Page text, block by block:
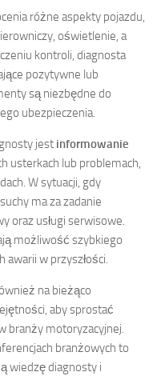
różne aspekty pojazdu,
oświetlenie, a
kontroli, diagnosta
pozytywne lub
są niezbędne do
ubezpieczenia.
jest informowanie
usterkach lub problemach,
W sytuacji, gdy
ma za zadanie
oraz usługi serwisowe.
możliwość szybkiego
awarii w przyszłości.
na bieżąco
aby sprostać
branży motoryzacyjnej.
branżowych to
wiedzę diagnosty i